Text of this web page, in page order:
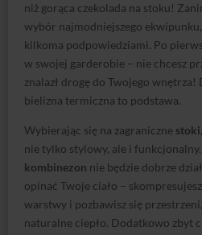
niż gorąca czekolada na stoku!
wybór najmodniejszego
kilkoma podpowiedziami. Po
w swojej garderobie – nie chcesz
znalazł drogę do Twojego wnętrza!
bielizna termiczna to podstawa.
Wybierając się na zagraniczne stoki
nie tylko stylowy, ale i
kombinezon nie będzie dobrze
opinać Twoje ciało –
warstwy i pozbawisz się
naturalne ciepło. Dodatkowo zbyt